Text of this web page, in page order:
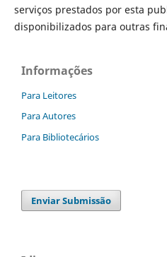
serviços prestados por esta
disponibilizados para outras
Informações
Para Leitores
Para Autores
Para Bibliotecários
Enviar Submissão